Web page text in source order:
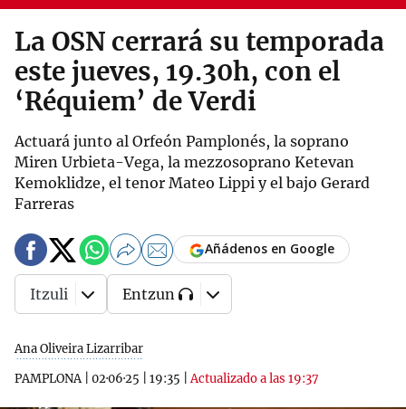
La OSN cerrará su temporada
este jueves, 19.30h, con el
‘Réquiem’ de Verdi
Actuará junto al Orfeón Pamplonés, la soprano
Miren Urbieta-Vega, la mezzosoprano Ketevan
Kemoklidze, el tenor Mateo Lippi y el bajo Gerard
Farreras
Ana Oliveira Lizarribar
PAMPLONA| 02·06·25 19:35 |Actualizado a las 19:37
Añádenos en Google
Itzuli Entzun